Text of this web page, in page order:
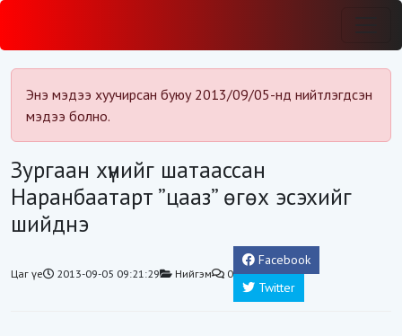
Энэ мэдээ хуучирсан буюу 2013/09/05-нд нийтлэгдсэн
мэдээ болно.
Зургаан хүнийг шатаассан
Наранбаатарт ”цааз” өгөх эсэхийг
шийднэ
Цаг үе 2013-09-05 09:21:29 Нийгэм 0
Facebook
Twitter